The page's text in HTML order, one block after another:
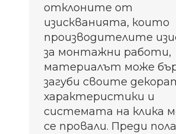
отклоните от
изискванията, които
производителите
за монтажни работи,
материалът може
загуби своите
характеристики и
системата на клика
се провали. Преди